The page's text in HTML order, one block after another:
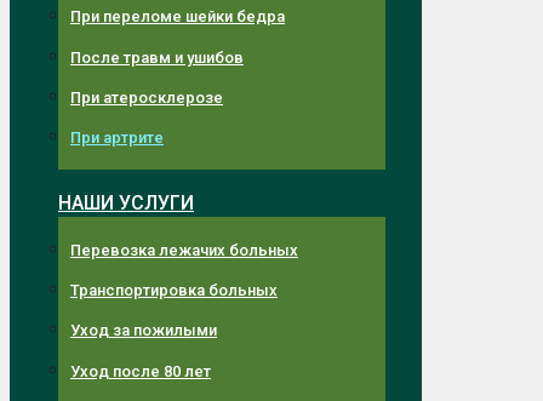
При переломе шейки бедра
После травм и ушибов
При атеросклерозе
При артрите
НАШИ УСЛУГИ
Перевозка лежачих больных
Транспортировка больных
Уход за пожилыми
Уход после 80 лет